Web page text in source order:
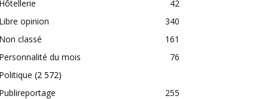
Hôtellerie
42
Libre opinion
340
Non classé
161
Personnalité du mois
76
Politique (2 572)
Publireportage
255